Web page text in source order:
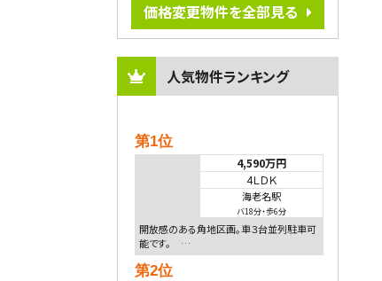
価格変更物件を全部見る
人気物件ランキング
第1位
4,590万円
4ＬＤＫ
海老名駅
バ18分・歩6分
開放感のある角地区画。車３台並列駐車可
能です。 …
第2位